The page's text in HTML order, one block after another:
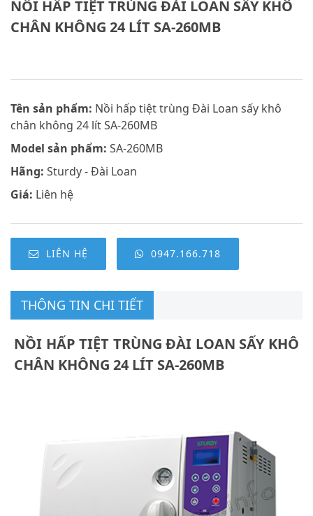
NỒI HẤP TIỆT TRÙNG ĐÀI LOAN SẤY KHÔ
CHÂN KHÔNG 24 LÍT SA-260MB
Tên sản phẩm: Nồi hấp tiệt trùng Đài Loan sấy khô
chân không 24 lít SA-260MB
Model sản phẩm: SA-260MB
Hãng: Sturdy - Đài Loan
Giá: Liên hệ
LIÊN HỆ 0947.166.718
THÔNG TIN CHI TIẾT
NỒI HẤP TIỆT TRÙNG ĐÀI LOAN SẤY KHÔ
CHÂN KHÔNG 24 LÍT SA-260MB